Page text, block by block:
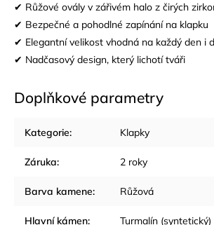
✔ Růžové ovály v zářivém halo z čirých
✔ Bezpečné a pohodlné zapínání na klapku
✔ Elegantní velikost vhodná na každý den i
✔ Nadčasový design, který lichotí tváři
Doplňkové parametry
Kategorie: Klapky
Záruka: 2 roky
Barva kamene: Růžová
Hlavní kámen: Turmalín (syntetický)